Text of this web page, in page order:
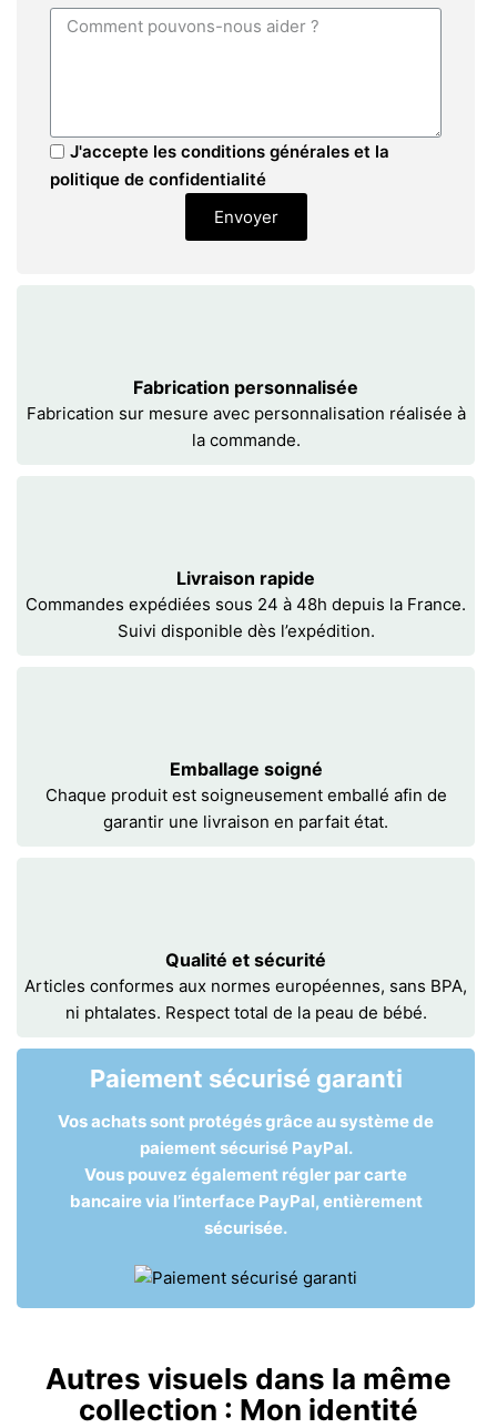
J'accepte les conditions générales et la
politique de confidentialité
Envoyer
Fabrication personnalisée
Fabrication sur mesure avec personnalisation réalisée à
la commande.
Livraison rapide
Commandes expédiées sous 24 à 48h depuis la France.
Suivi disponible dès l’expédition.
Emballage soigné
Chaque produit est soigneusement emballé afin de
garantir une livraison en parfait état.
Qualité et sécurité
Articles conformes aux normes européennes, sans BPA,
ni phtalates. Respect total de la peau de bébé.
Paiement sécurisé garanti
Vos achats sont protégés grâce au système de
paiement sécurisé PayPal.
Vous pouvez également régler par carte
bancaire via l’interface PayPal, entièrement
sécurisée.
Autres visuels dans la même
collection : Mon identité